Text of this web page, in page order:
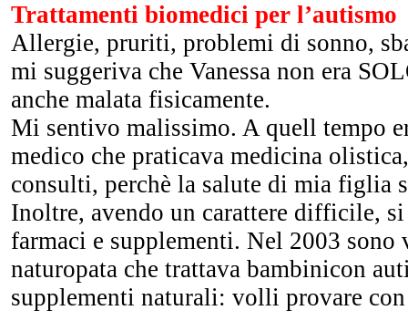
Trattamenti biomedici per l’autismo
Allergie, pruriti, problemi di sonno,
mi suggeriva che Vanessa non era
anche malata fisicamente.
Mi sentivo malissimo. A quell tempo
medico che praticava medicina
consulti, perchè la salute di mia figlia
Inoltre, avendo un carattere difficile,
farmaci e supplementi. Nel 2003 sono
naturopata che trattava bambinicon
supplementi naturali: volli provare con